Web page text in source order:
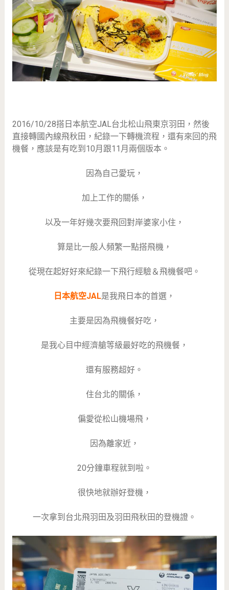
2016/10/28搭日本航空JAL台北松山飛東京羽田，然後
直接轉國內線飛秋田，紀錄一下轉機流程，還有來回的飛
機餐，應該是有吃到10月跟11月兩個版本。
因為自己愛玩，
加上工作的關係，
以及一年好幾次要飛回對岸婆家小住，
算是比一般人頻繁一點搭飛機，
從現在起好好來紀錄一下飛行經驗＆飛機餐吧。
日本航空JAL是我飛日本的首選，
主要是因為飛機餐好吃，
是我心目中經濟艙等級最好吃的飛機餐，
還有服務超好。
住台北的關係，
偏愛從松山機場飛，
因為離家近，
20分鐘車程就到啦。
很快地就辦好登機，
一次拿到台北飛羽田及羽田飛秋田的登機證。